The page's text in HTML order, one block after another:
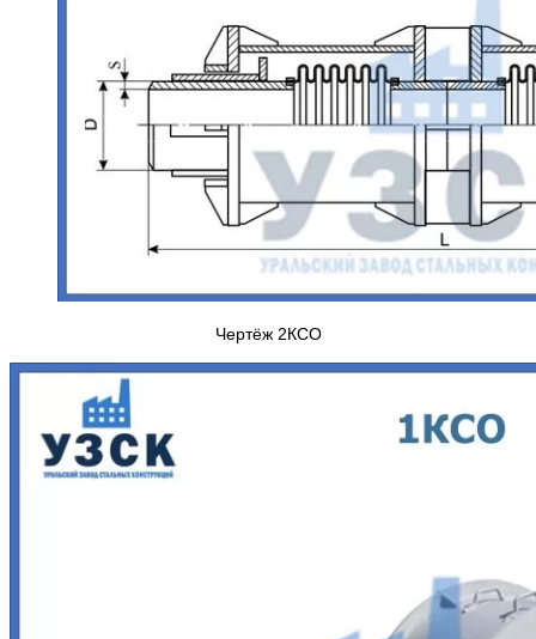
Чертёж 2КСО